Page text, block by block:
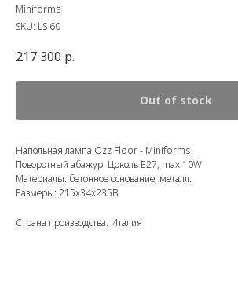
Miniforms
SKU: LS 60
217 300 р.
Out of stock
Напольная лампа Ozz Floor - Miniforms
Поворотный абажур. Цоколь E27, max 10W
Материалы: бетонное основание, металл.
Размеры: 215x34x235В
Страна производства: Италия